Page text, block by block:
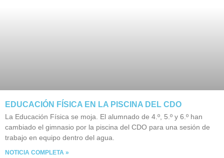
EDUCACIÓN FÍSICA EN LA PISCINA DEL CDO
La Educación Física se moja. El alumnado de 4.º, 5.º y 6.º han
cambiado el gimnasio por la piscina del CDO para una sesión de
trabajo en equipo dentro del agua.
NOTICIA COMPLETA »